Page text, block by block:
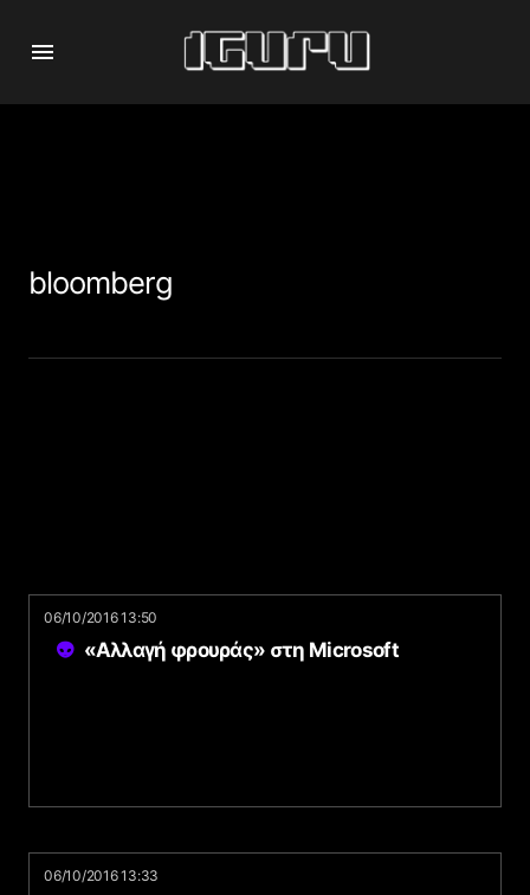
bloomberg
06/10/2016 13:50
«Αλλαγή φρουράς» στη Microsoft
06/10/2016 13:33